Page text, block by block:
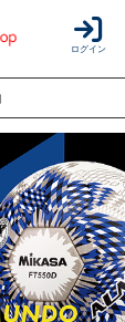
ログイン